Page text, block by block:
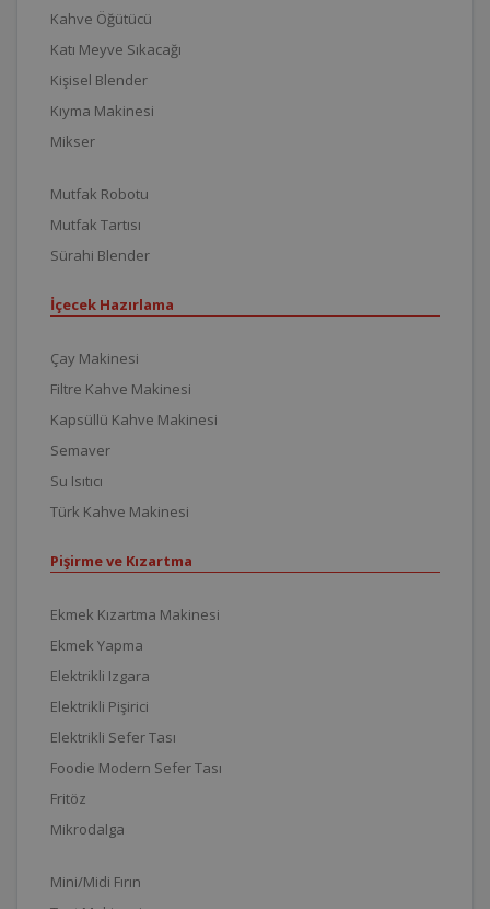
Kahve Öğütücü
Katı Meyve Sıkacağı
Kişisel Blender
Kıyma Makinesi
Mikser
Mutfak Robotu
Mutfak Tartısı
Sürahi Blender
İçecek Hazırlama
Çay Makinesi
Filtre Kahve Makinesi
Kapsüllü Kahve Makinesi
Semaver
Su Isıtıcı
Türk Kahve Makinesi
Pişirme ve Kızartma
Ekmek Kızartma Makinesi
Ekmek Yapma
Elektrikli Izgara
Elektrikli Pişirici
Elektrikli Sefer Tası
Foodie Modern Sefer Tası
Fritöz
Mikrodalga
Mini/Midi Fırın